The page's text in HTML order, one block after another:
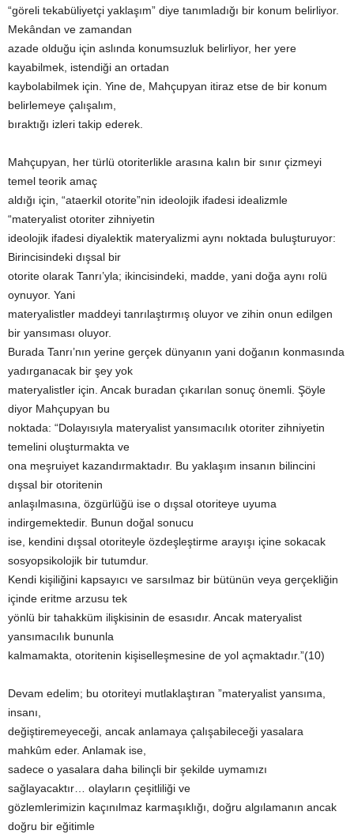
“göreli tekabüliyetçi yaklaşım” diye tanımladığı bir konum belirliyor.
Mekândan ve zamandan
azade olduğu için aslında konumsuzluk belirliyor, her yere
kayabilmek, istendiği an ortadan
kaybolabilmek için. Yine de, Mahçupyan itiraz etse de bir konum
belirlemeye çalışalım,
bıraktığı izleri takip ederek.
Mahçupyan, her türlü otoriterlikle arasına kalın bir sınır çizmeyi
temel teorik amaç
aldığı için, “ataerkil otorite”nin ideolojik ifadesi idealizmle
“materyalist otoriter zihniyetin
ideolojik ifadesi diyalektik materyalizmi aynı noktada buluşturuyor:
Birincisindeki dışsal bir
otorite olarak Tanrı’yla; ikincisindeki, madde, yani doğa aynı rolü
oynuyor. Yani
materyalistler maddeyi tanrılaştırmış oluyor ve zihin onun edilgen
bir yansıması oluyor.
Burada Tanrı’nın yerine gerçek dünyanın yani doğanın konmasında
yadırganacak bir şey yok
materyalistler için. Ancak buradan çıkarılan sonuç önemli. Şöyle
diyor Mahçupyan bu
noktada: “Dolayısıyla materyalist yansımacılık otoriter zihniyetin
temelini oluşturmakta ve
ona meşruiyet kazandırmaktadır. Bu yaklaşım insanın bilincini
dışsal bir otoritenin
anlaşılmasına, özgürlüğü ise o dışsal otoriteye uyuma
indirgemektedir. Bunun doğal sonucu
ise, kendini dışsal otoriteyle özdeşleştirme arayışı içine sokacak
sosyopsikolojik bir tutumdur.
Kendi kişiliğini kapsayıcı ve sarsılmaz bir bütünün veya gerçekliğin
içinde eritme arzusu tek
yönlü bir tahakküm ilişkisinin de esasıdır. Ancak materyalist
yansımacılık bununla
kalmamakta, otoritenin kişiselleşmesine de yol açmaktadır.”(10)
Devam edelim; bu otoriteyi mutlaklaştıran ”materyalist yansıma,
insanı,
değiştiremeyeceği, ancak anlamaya çalışabileceği yasalara
mahkûm eder. Anlamak ise,
sadece o yasalara daha bilinçli bir şekilde uymamızı
sağlayacaktır… olayların çeşitliliği ve
gözlemlerimizin kaçınılmaz karmaşıklığı, doğru algılamanın ancak
doğru bir eğitimle